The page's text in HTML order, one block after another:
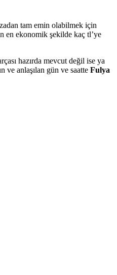
tam emin olabilmek için
en ekonomik şekilde kaç tl’ye
hazırda mevcut değil ise ya
ve anlaşılan gün ve saatte Fulya